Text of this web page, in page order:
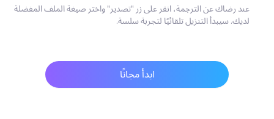
عند رضاك عن الترجمة، انقر على زر "تصدير" واختر صيغة الملف المفضلة
لديك. سيبدأ التنزيل تلقائيًا لتجربة سلسة.
ابدأ مجانًا